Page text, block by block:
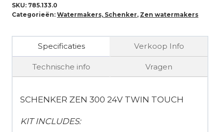
SKU: 785.133.0
Categorieën: Watermakers, Schenker, Zen watermakers
Specificaties Verkoop Info
Technische info Vragen
SCHENKER ZEN 300 24V TWIN TOUCH
KIT INCLUDES: